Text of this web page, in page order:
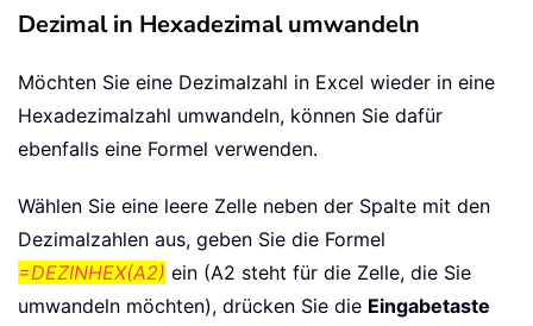
Dezimal in Hexadezimal umwandeln
Möchten Sie eine Dezimalzahl in Excel wieder in eine
Hexadezimalzahl umwandeln, können Sie dafür
ebenfalls eine Formel verwenden.
Wählen Sie eine leere Zelle neben der Spalte mit den
Dezimalzahlen aus, geben Sie die Formel
=DEZINHEX(A2) ein (A2 steht für die Zelle, die Sie
umwandeln möchten), drücken Sie die Eingabetaste